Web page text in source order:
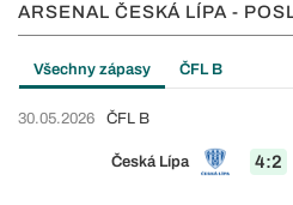
ARSENAL ČESKÁ LÍPA -
Všechny zápasy ČFL B
30.05.2026
Česká Lípa 4:2
ČFL B